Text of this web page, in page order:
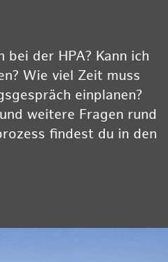
bei der HPA? Kann ich
Wie viel Zeit muss
einplanen?
weitere Fragen rund
findest du in den